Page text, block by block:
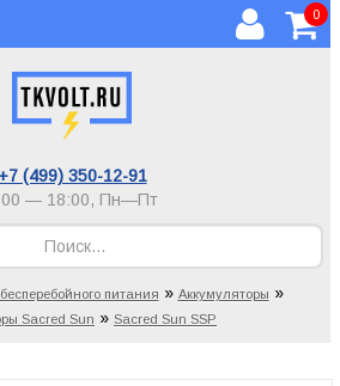
0
+7 (499) 350-12-91
— 18:00, Пн—Пт
питания » Аккумуляторы »
Sacred Sun » Sacred Sun SSP